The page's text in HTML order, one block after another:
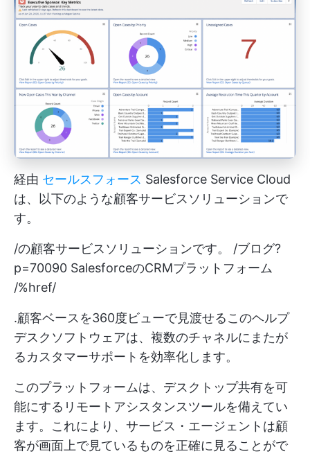
経由 セールスフォース Salesforce Service Cloud
は、以下のような顧客サービスソリューションで
す。
/の顧客サービスソリューションです。 /ブログ?
p=70090 SalesforceのCRMプラットフォーム
/%href/
.顧客ベースを360度ビューで見渡せるこのヘルプ
デスクソフトウェアは、複数のチャネルにまたが
るカスタマーサポートを効率化します。
このプラットフォームは、デスクトップ共有を可
能にするリモートアシスタンスツールを備えてい
ます。これにより、サービス・エージェントは顧
客が画面上で見ているものを正確に見ることがで